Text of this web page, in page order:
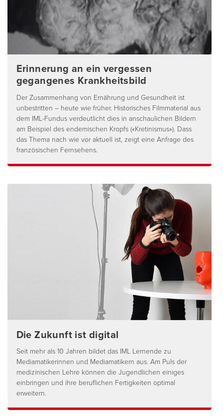
Erinnerung an ein vergessen
gegangenes Krankheitsbild
Der Zusammenhang von Ernährung und Gesundheit ist
unbestritten – heute wie früher. Historisches Filmmaterial aus
dem IML-Fundus verdeutlicht dies in anschaulichen Bildern
am Beispiel des endemischen Kropfs («Kretinismus»). Dass
das Thema nach wie vor aktuell ist, zeigt eine Anfrage des
französischen Fernsehens.
Die Zukunft ist digital
Seit mehr als 10 Jahren bildet das IML Lernende zu
Mediamatikerinnen und Mediamatikern aus. Am Puls der
medizinischen Lehre können die Jugendlichen einiges
einbringen und ihre beruflichen Fertigkeiten optimal
erweitern.